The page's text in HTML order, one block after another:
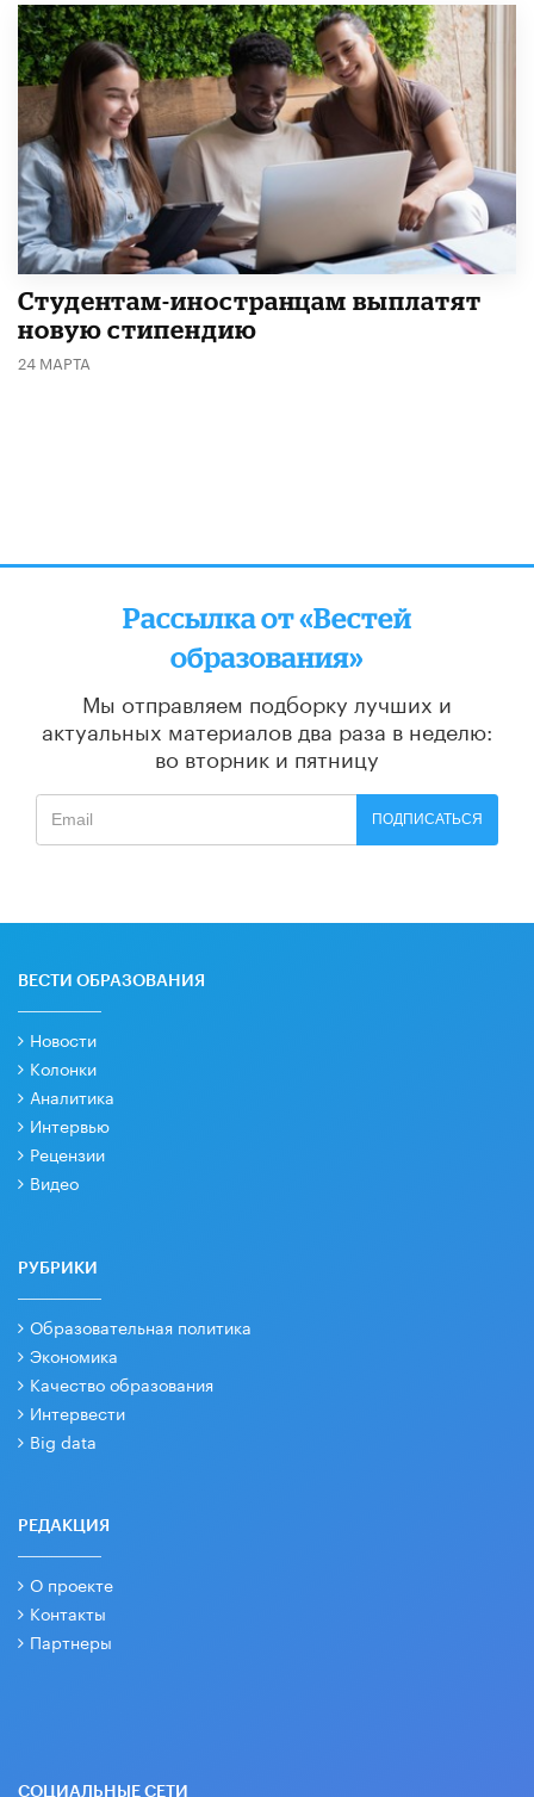
Студентам-иностранцам выплатят
новую стипендию
24 МАРТА
Рассылка от «Вестей
образования»
Мы отправляем подборку лучших и
актуальных материалов два раза в неделю:
во вторник и пятницу
ПОДПИСАТЬСЯ
ВЕСТИ ОБРАЗОВАНИЯ
Новости
Колонки
Аналитика
Интервью
Рецензии
Видео
РУБРИКИ
Образовательная политика
Экономика
Качество образования
Интервести
Big data
РЕДАКЦИЯ
О проекте
Контакты
Партнеры
СОЦИАЛЬНЫЕ СЕТИ